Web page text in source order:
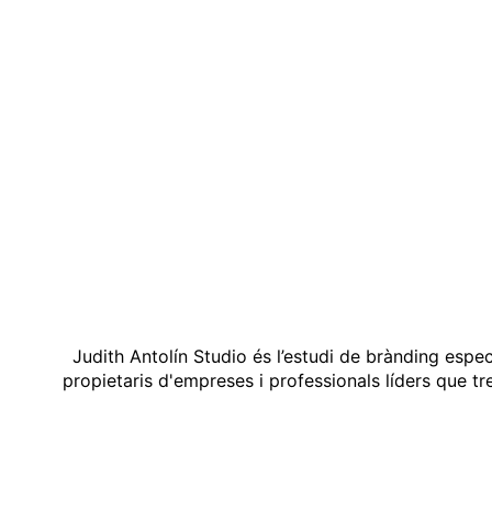
Judith Antolín Studio és l’estudi de brànding
propietaris d'empreses i professionals líders que